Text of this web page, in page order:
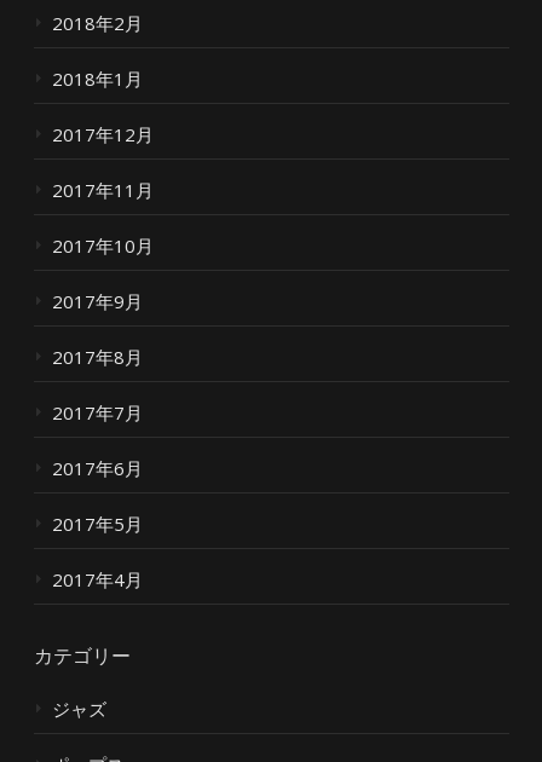
2018年2月
2018年1月
2017年12月
2017年11月
2017年10月
2017年9月
2017年8月
2017年7月
2017年6月
2017年5月
2017年4月
カテゴリー
ジャズ